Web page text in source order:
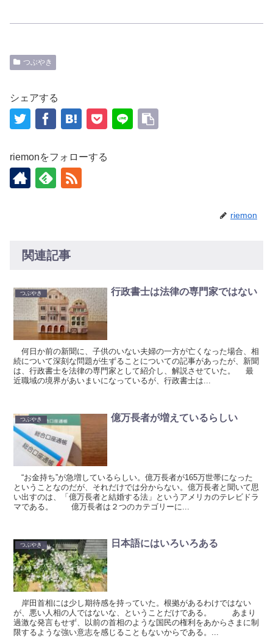
つぶやき
シェアする
riemonをフォローする
riemon
関連記事
つぶやき 行政書士は法律の専門家ではない
何日か前の新聞に、子供のいない夫婦の一方が亡くなった場合、相
続について深刻な問題が生ずることについての記事があったが、新聞
は、行政書士を法律の専門家として紹介し、解説させていた。 最
近職域の境界があいまいになっているが、行政書士は...
つぶやき 億万長者が増えているらしい
“お金持ち”が急増しているらしい。億万長者が165万世帯になった
ということなのだが、それだけでは分からない。億万長者と聞いて思
い出すのは、「億万長者と結婚する法」というアメリカのテレビドラ
マである。 億万長者は２つのカテゴリーに...
つぶやき 日本語にはいろいろある
岸田首相には少し期待感を持っていた。根拠があるわけではない
が、悪い人相の人ではないな、ということだけである。 あまり
過激な発言もせず、以前の首相のような国民の権利をあからさまに制
限するような強い意志を感じることもないからである。...